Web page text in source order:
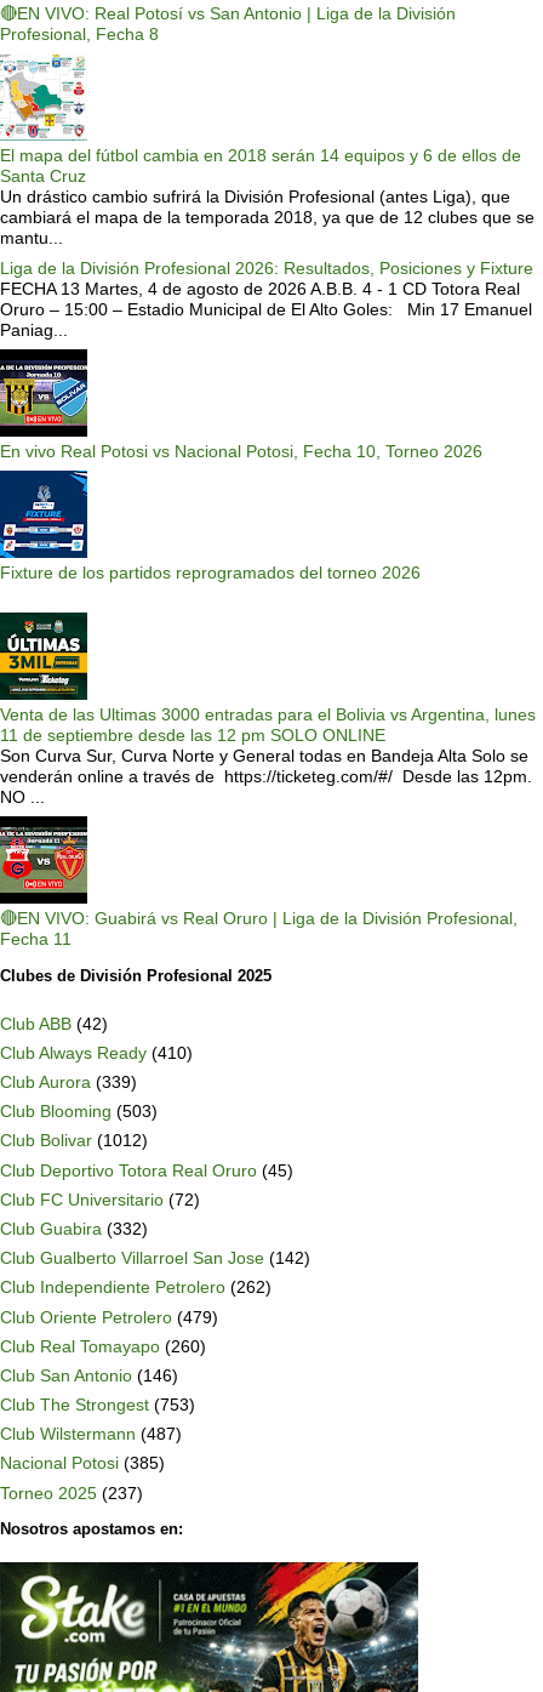
🔴EN VIVO: Real Potosí vs San Antonio | Liga de la División
Profesional, Fecha 8
El mapa del fútbol cambia en 2018 serán 14 equipos y 6 de ellos de
Santa Cruz
Un drástico cambio sufrirá la División Profesional (antes Liga), que
cambiará el mapa de la temporada 2018, ya que de 12 clubes que se
mantu...
Liga de la División Profesional 2026: Resultados, Posiciones y Fixture
FECHA 13 Martes, 4 de agosto de 2026 A.B.B. 4 - 1 CD Totora Real
Oruro – 15:00 – Estadio Municipal de El Alto Goles: Min 17 Emanuel
Paniag...
En vivo Real Potosi vs Nacional Potosi, Fecha 10, Torneo 2026
Fixture de los partidos reprogramados del torneo 2026
Venta de las Ultimas 3000 entradas para el Bolivia vs Argentina, lunes
11 de septiembre desde las 12 pm SOLO ONLINE
Son Curva Sur, Curva Norte y General todas en Bandeja Alta Solo se
venderán online a través de https://ticketeg.com/#/ Desde las 12pm.
NO ...
🔴EN VIVO: Guabirá vs Real Oruro | Liga de la División Profesional,
Fecha 11
Clubes de División Profesional 2025
Club ABB (42)
Club Always Ready (410)
Club Aurora (339)
Club Blooming (503)
Club Bolivar (1012)
Club Deportivo Totora Real Oruro (45)
Club FC Universitario (72)
Club Guabira (332)
Club Gualberto Villarroel San Jose (142)
Club Independiente Petrolero (262)
Club Oriente Petrolero (479)
Club Real Tomayapo (260)
Club San Antonio (146)
Club The Strongest (753)
Club Wilstermann (487)
Nacional Potosi (385)
Torneo 2025 (237)
Nosotros apostamos en: